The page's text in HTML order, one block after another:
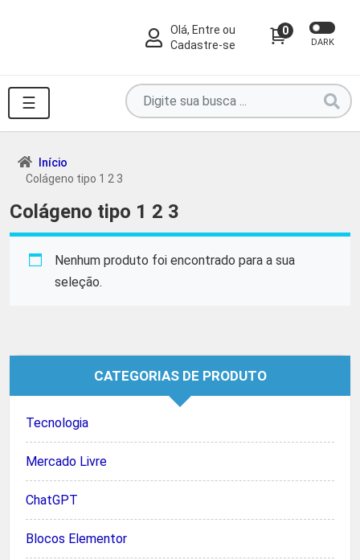
Olá, Entre ou
Cadastre-se
0
DARK
☰
Pesquise
por
produtos
Início
Colágeno tipo 1 2 3
Colágeno tipo 1 2 3
Nenhum produto foi encontrado para a sua
seleção.
CATEGORIAS DE PRODUTO
Tecnologia
Mercado Livre
ChatGPT
Blocos Elementor